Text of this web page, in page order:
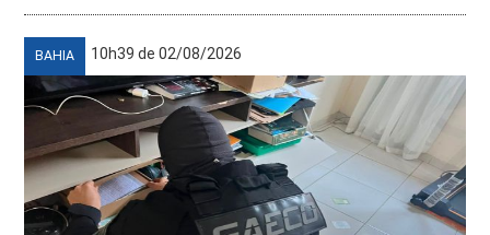
BAHIA 10h39 de 02/08/2026